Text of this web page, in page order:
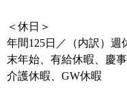
＜休日＞
年間125日／（内訳）週
末年始、有給休暇、慶
介護休暇、GW休暇